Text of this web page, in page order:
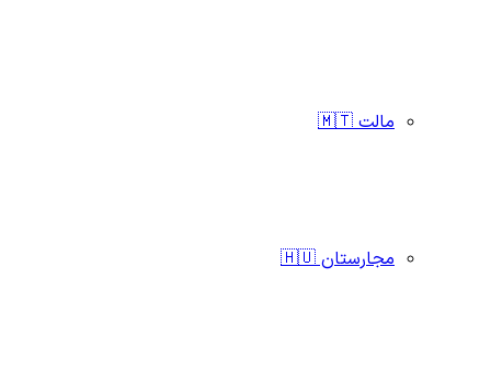
مالت 🇲🇹
مجارستان 🇭🇺